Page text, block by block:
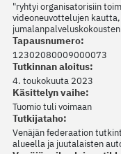
"ryhtyi organisatorisiin
videoneuvottelujen
Tapausnumero:
12302080009000073
Tutkinnan aloitus:
4. toukokuuta 2023
Käsittelyn vaihe:
Tuomio tuli voimaan
Tutkijataho:
Venäjän federaation
alueella ja juutalaisten